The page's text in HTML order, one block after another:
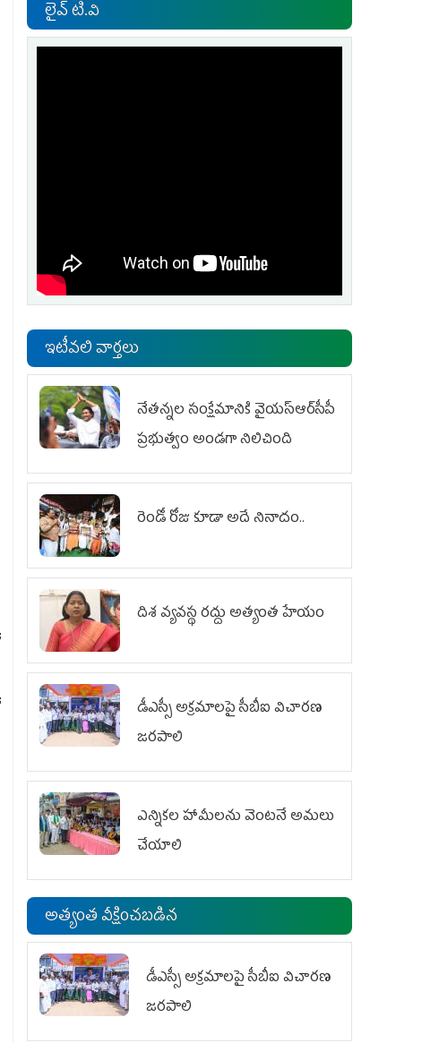
లైవ్ టి.వి
ఇటీవలి వార్తలు
నేతన్నల సంక్షేమానికి వైయ‌స్ఆర్‌సీపీ
ప్రభుత్వం అండగా నిలిచింది
రెండో రోజు కూడా అదే నినాదం..
దిశ వ్యవస్థ రద్దు అత్యంత హేయం
డీఎస్సీ అక్రమాలపై సీబీఐ విచారణ
జరపాలి
ఎన్నికల హామీలను వెంటనే అమలు
చేయాలి
అత్యంత వీక్షించబడిన
డీఎస్సీ అక్రమాలపై సీబీఐ విచారణ
జరపాలి